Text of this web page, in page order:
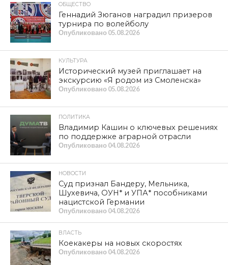
ОБЩЕСТВО
Геннадий Зюганов наградил призеров
турнира по волейболу
Опубликовано 05.08.2026
КУЛЬТУРА
Исторический музей приглашает на
экскурсию «Я родом из Смоленска»
Опубликовано 05.08.2026
ПОЛИТИКА
Владимир Кашин о ключевых решениях
по поддержке аграрной отрасли
Опубликовано 04.08.2026
НОВОСТИ
Суд признал Бандеру, Мельника,
Шухевича, ОУН* и УПА* пособниками
нацистской Германии
Опубликовано 04.08.2026
ВЛАСТЬ
Коекакеры на новых скоростях
Опубликовано 04.08.2026